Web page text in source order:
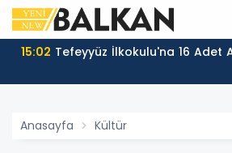
15:02 Tefeyyüz İlkokulu'na 16 Adet
Anasayfa Kültür